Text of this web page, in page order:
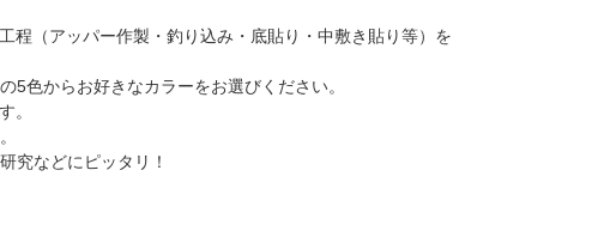
（アッパー作製・釣り込み・底貼り・中敷き貼り等）を
色からお好きなカラーをお選びください。
。
究などにピッタリ！